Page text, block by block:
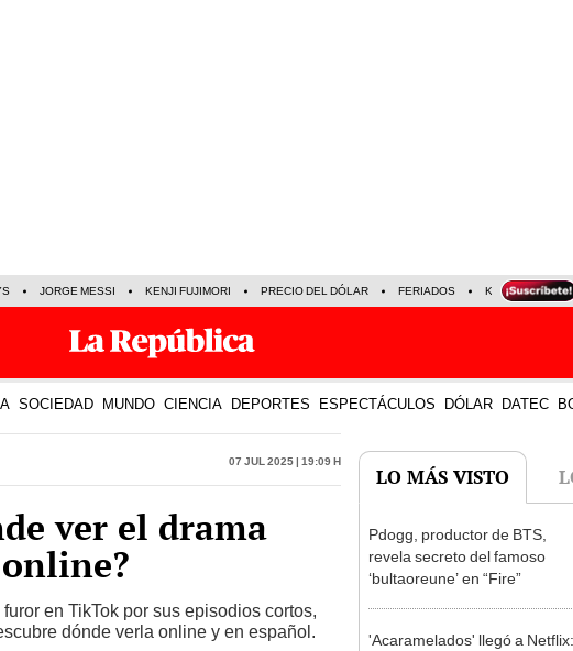
JORGE MESSI KENJI FUJIMORI PRECIO DEL DÓLAR FERIADOS KEIKO FUJIMORI
SOCIEDAD MUNDO CIENCIA DEPORTES ESPECTÁCULOS DÓLAR DATEC
07 Jul 2025 | 19:09 h
ver el drama
en TikTok por sus episodios cortos,
dónde verla online y en español.
LO MÁS VISTO
Pdogg, productor de BTS,
revela secreto del famoso
‘bultaoreune’ en “Fire”
'Acaramelados' llegó a Netflix: